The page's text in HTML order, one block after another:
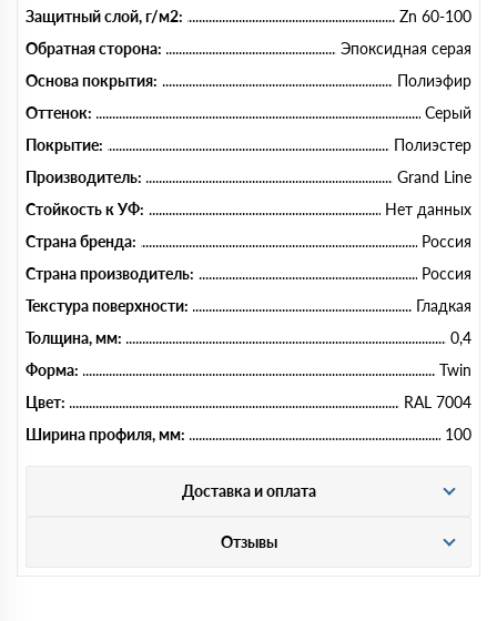
Защитный слой, г/м2:
Zn 60-100
Обратная сторона:
Эпоксидная серая
Основа покрытия:
Полиэфир
Оттенок:
Серый
Покрытие:
Полиэстер
Производитель:
Grand Line
Стойкость к УФ:
Нет данных
Страна бренда:
Россия
Страна производитель:
Россия
Текстура поверхности:
Гладкая
Толщина, мм:
0,4
Форма:
Twin
Цвет:
RAL 7004
Ширина профиля, мм:
100
Доставка и оплата
Отзывы